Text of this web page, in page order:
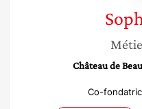
Château de
Co-